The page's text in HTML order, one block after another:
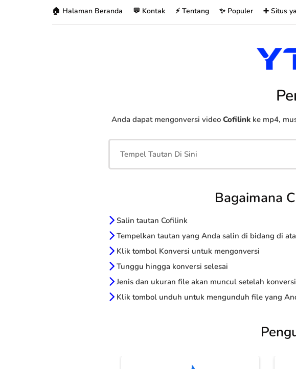
🏠 Halaman Beranda 💬 Kontak ⚡ Tentang ✨ Populer ➕ Situs
Anda dapat mengonversi video Cofilink ke mp4,
Bagaimana
Salin tautan Cofilink
Tempelkan tautan yang Anda salin di bidang di
Klik tombol Konversi untuk mengonversi
Tunggu hingga konversi selesai
Jenis dan ukuran file akan muncul setelah konversi
Klik tombol unduh untuk mengunduh file yang